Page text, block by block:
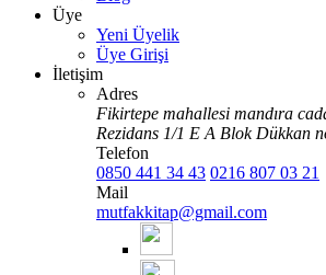
Üye
Yeni Üyelik
Üye Girişi
İletişim
Adres
Fikirtepe mahallesi mandıra
Rezidans 1/1 E A Blok Dükkan
Telefon
0850 441 34 43 0216 807 03 21
Mail
mutfakkitap@gmail.com